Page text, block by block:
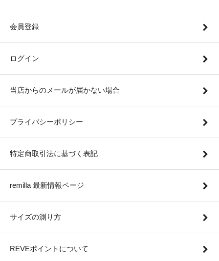
会員登録
ログイン
当店からのメールが届かない場合
プライバシーポリシー
特定商取引法に基づく表記
remilla 最新情報ページ
サイズの測り方
REVEポイントについて